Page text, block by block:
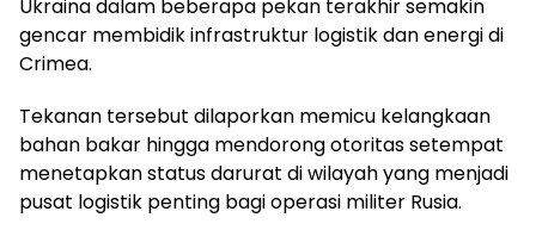
Ukraina dalam beberapa pekan terakhir semakin
gencar membidik infrastruktur logistik dan energi di
Crimea.
Tekanan tersebut dilaporkan memicu kelangkaan
bahan bakar hingga mendorong otoritas setempat
menetapkan status darurat di wilayah yang menjadi
pusat logistik penting bagi operasi militer Rusia.